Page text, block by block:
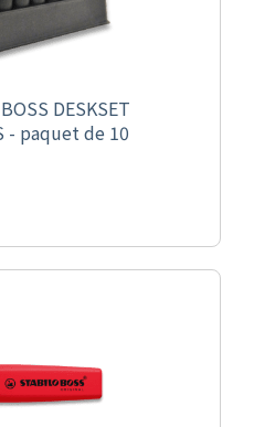
DESKSET
- paquet de 10